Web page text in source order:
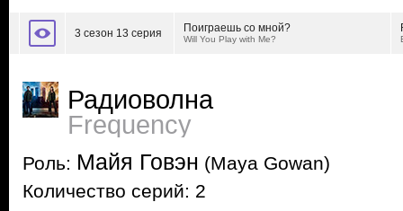
3 сезон 13 серия Поиграешь со мной?
Will You Play with Me?
Радиоволна
Frequency
Роль: Майя Говэн (Maya Gowan)
Количество серий: 2